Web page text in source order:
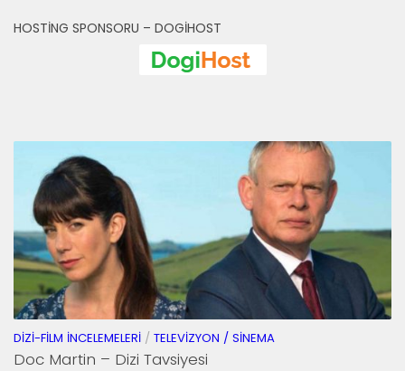
HOSTING SPONSORU – DOGIHOST
DIZI-FILM İNCELEMELERI / TELEVIZYON / SINEMA
Doc Martin – Dizi Tavsiyesi